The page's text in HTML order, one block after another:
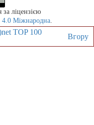
за ліцензією
4.0 Міжнародна.
Вгору